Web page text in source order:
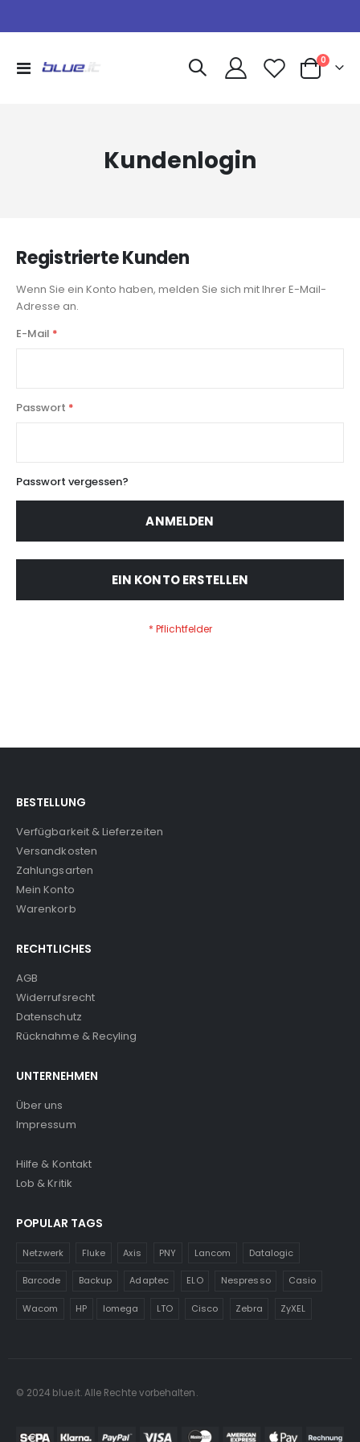
Navigation
Warenkorb
0Artikel
Kundenlogin
Registrierte Kunden
Wenn Sie ein Konto haben, melden Sie sich mit Ihrer E-Mail-
Adresse an.
E-Mail
Passwort
Passwort vergessen?
ANMELDEN
EIN KONTO ERSTELLEN
BESTELLUNG
Verfügbarkeit & Lieferzeiten
Versandkosten
Zahlungsarten
Mein Konto
Warenkorb
RECHTLICHES
AGB
Widerrufsrecht
Datenschutz
Rücknahme & Recyling
UNTERNEHMEN
Über uns
Impressum
Hilfe & Kontakt
Lob & Kritik
POPULAR TAGS
Netzwerk Fluke Axis PNY Lancom Datalogic
Barcode Backup Adaptec ELO Nespresso Casio
Wacom HP Iomega LTO Cisco Zebra ZyXEL
© 2024 blue.it. Alle Rechte vorbehalten.